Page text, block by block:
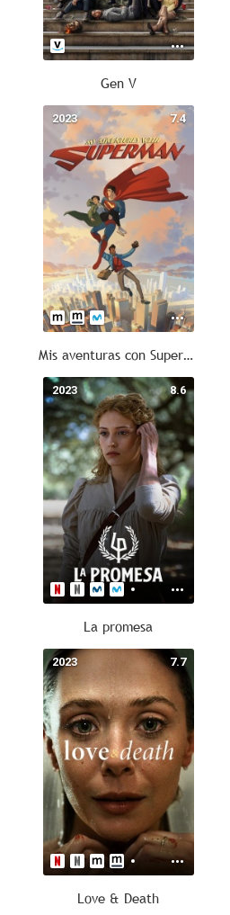
Gen V
7.4
2023
Mis aventuras con Superman
8.6
2023
La promesa
7.7
2023
Love & Death